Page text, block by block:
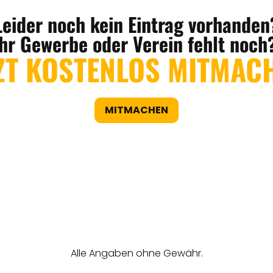
noch kein Eintrag
Gewerbe oder Verein fehlt
KOSTENLOS
MITMACHEN